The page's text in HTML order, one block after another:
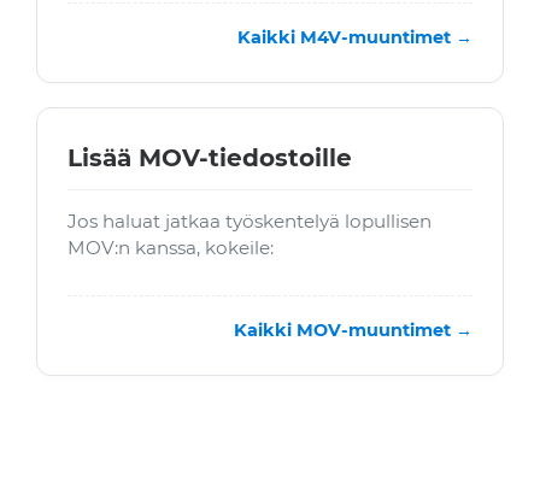
Kaikki M4V-muuntimet →
Lisää MOV-tiedostoille
Jos haluat jatkaa työskentelyä lopullisen
MOV:n kanssa, kokeile:
Kaikki MOV-muuntimet →